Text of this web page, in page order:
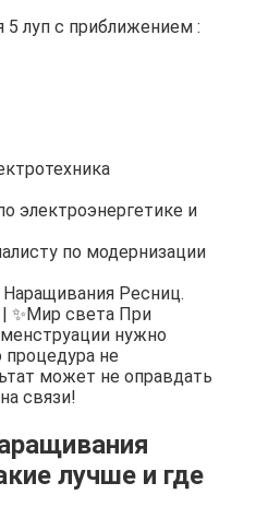
луп с приближением :
электроэнергетике и
по модернизации
Ресниц.
✨Мир света При
нужно
процедура не
может не оправдать
связи!
лучше и где